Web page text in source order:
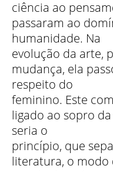
ciência ao
passaram ao
humanidade. Na
evolução da arte,
mudança, ela
respeito do
feminino. Este
ligado ao sopro
seria o
princípio, que
literatura, o modo